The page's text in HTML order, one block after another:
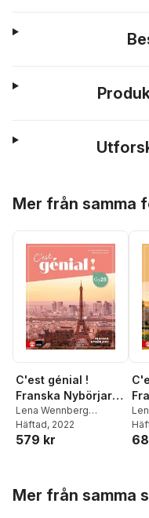
Mer från samma
C'est génial !
Franska Nybörjare
Allt-i ett-bok
Lena Wennberg
Trolleberg,Marie-
Louise Sanner
Häftad, 2022
579 kr
Mer från samma